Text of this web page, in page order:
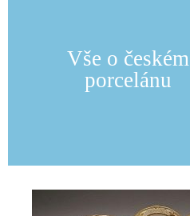
Vše o českém
porcelánu